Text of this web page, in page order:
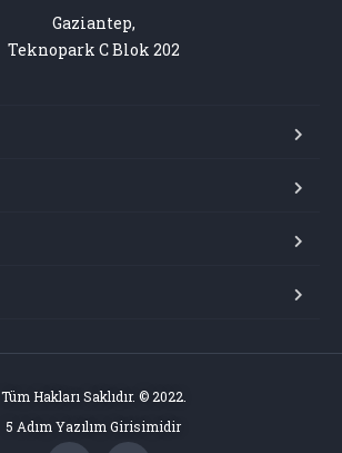
Gaziantep,
Teknopark C Blok 202
Tüm Hakları Saklıdır. © 2022.
5 Adım Yazılım Girisimidir